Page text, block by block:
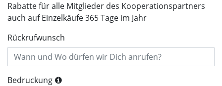
Rabatte für alle Mitglieder des Kooperationspartners
auch auf Einzelkäufe 365 Tage im Jahr
Rückrufwunsch
Bedruckung